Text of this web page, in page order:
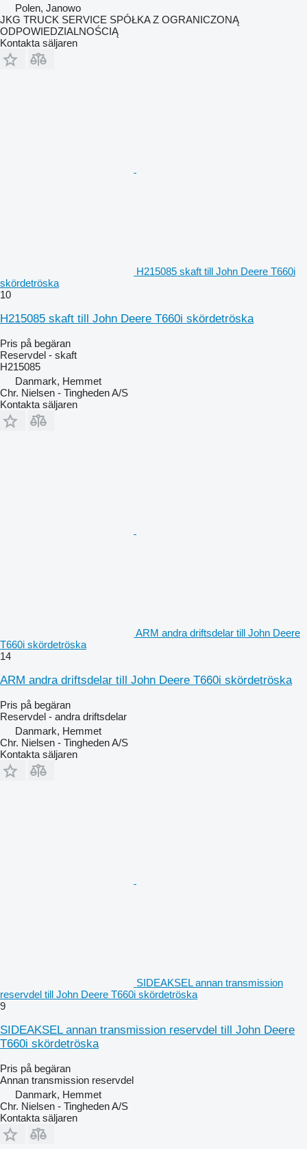
Polen, Janowo
JKG TRUCK SERVICE SPÓŁKA Z OGRANICZONĄ
ODPOWIEDZIALNOŚCIĄ
Kontakta säljaren
H215085 skaft till John Deere T660i
skördetröska
10
H215085 skaft till John Deere T660i skördetröska
Pris på begäran
Reservdel - skaft
H215085
Danmark, Hemmet
Chr. Nielsen - Tingheden A/S
Kontakta säljaren
ARM andra driftsdelar till John Deere
T660i skördetröska
14
ARM andra driftsdelar till John Deere T660i skördetröska
Pris på begäran
Reservdel - andra driftsdelar
Danmark, Hemmet
Chr. Nielsen - Tingheden A/S
Kontakta säljaren
SIDEAKSEL annan transmission
reservdel till John Deere T660i skördetröska
9
SIDEAKSEL annan transmission reservdel till John Deere
T660i skördetröska
Pris på begäran
Annan transmission reservdel
Danmark, Hemmet
Chr. Nielsen - Tingheden A/S
Kontakta säljaren